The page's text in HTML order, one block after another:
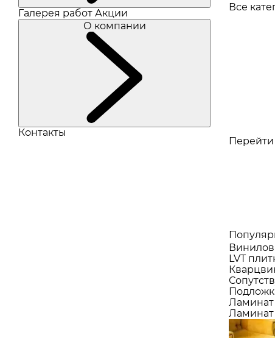
Галерея работ Акции
О компании
Контакты
Все
Перейти
LVT
Ламинат
Ламинат